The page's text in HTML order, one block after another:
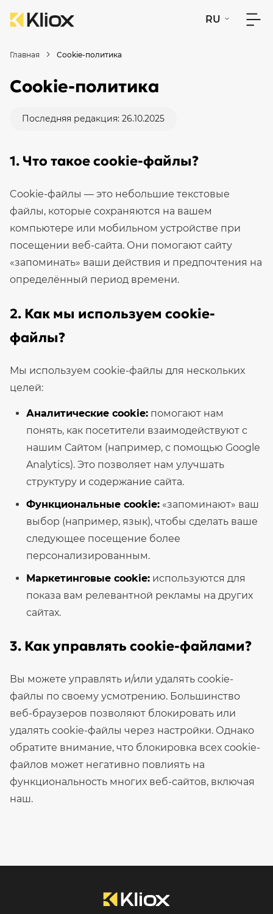
RU
Главная Cookie-политика
Cookie-политика
Последняя редакция: 26.10.2025
1. Что такое cookie-файлы?
Cookie-файлы — это небольшие текстовые
файлы, которые сохраняются на вашем
компьютере или мобильном устройстве при
посещении веб-сайта. Они помогают сайту
«запоминать» ваши действия и предпочтения на
определённый период времени.
2. Как мы используем cookie-
файлы?
Мы используем cookie-файлы для нескольких
целей:
Аналитические cookie:помогают нам
понять, как посетители взаимодействуют с
нашим Сайтом (например, с помощью Google
Analytics). Это позволяет нам улучшать
структуру и содержание сайта.
Функциональные cookie:«запоминают» ваш
выбор (например, язык), чтобы сделать ваше
следующее посещение более
персонализированным.
Маркетинговые cookie:используются для
показа вам релевантной рекламы на других
сайтах.
3. Как управлять cookie-файлами?
Вы можете управлять и/или удалять cookie-
файлы по своему усмотрению. Большинство
веб-браузеров позволяют блокировать или
удалять cookie-файлы через настройки. Однако
обратите внимание, что блокировка всех cookie-
файлов может негативно повлиять на
функциональность многих веб-сайтов, включая
наш.